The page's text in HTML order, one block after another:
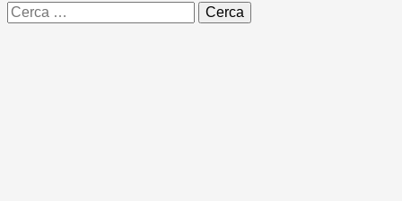
Ricerca
per: